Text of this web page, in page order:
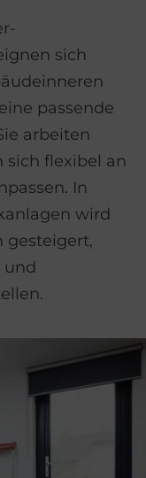
sich
passende
arbeiten
sich flexibel an
In
wird
gesteigert,
und